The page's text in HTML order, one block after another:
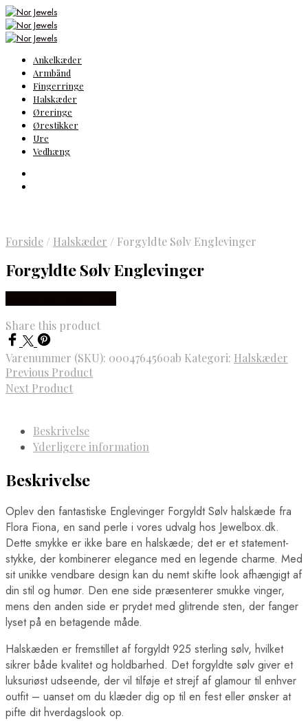
Ankelkæder
Armbånd
Fingerringe
Halskæder
Øreringe
Ørestikker
Ure
Vedhæng
Forside / Halskæder / Forgyldte Sølv Englevinger
Forgyldte Sølv Englevinger
Share this product
Varenummer (SKU): 0004764560ab Kategori: Halskæder
Previous Product
Next Product
Beskrivelse
Yderligere information
Beskrivelse
Oplev den fantastiske Englevinger Forgyldt Sølv halskæde fra
Flora Fiona, en sand perle i vores udvalg hos Jewelbox.dk.
Dette smykke er ikke bare en halskæde; det er et statement-
stykke, der kombinerer elegance med en legende charme. Med
sit unikke vendbare design kan du nemt skifte look afhængigt af
din stil og humør. Den ene side præsenterer smukke vinger,
mens den anden side er prydet med glitrende sten, der fanger
lyset på en betagende måde.
Halskæden er fremstillet af forgyldt 925 sterling sølv, hvilket
sikrer både kvalitet og holdbarhed. Det forgyldte sølv giver et
luksuriøst udseende, der vil tilføje et strejf af glamour til enhver
outfit – uanset om du klæder dig op til en fest eller ønsker at
pifte dit hverdagslook op.